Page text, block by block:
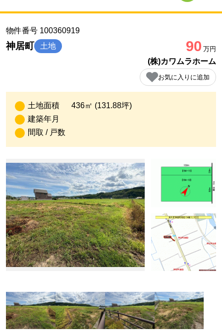
物件番号 100360919
神居町 土地 90 万円
(株)カワムラホーム
お気に入りに追加
土地面積
436㎡ (131.88坪)
建築年月
間取 / 戸数